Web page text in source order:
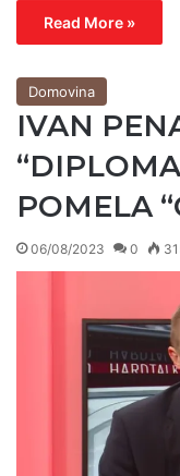
Read More »
Domovina
IVAN
POMELA
06/08/2023 0